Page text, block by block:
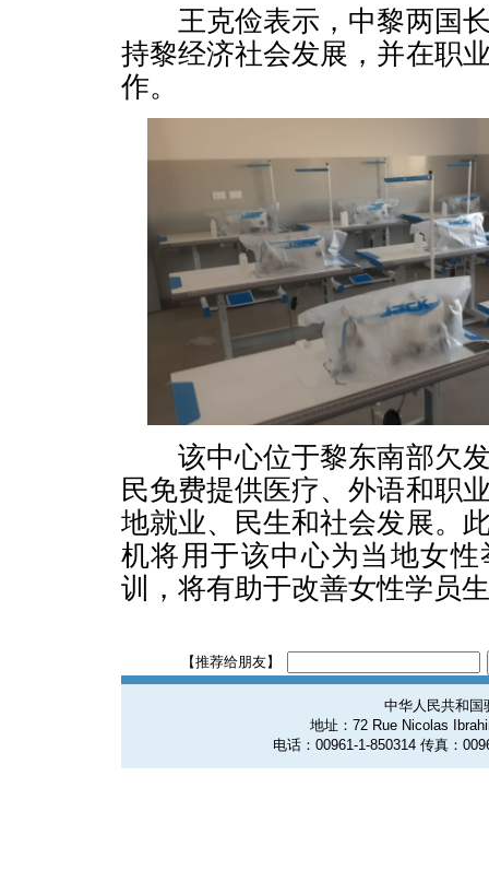
王克俭表示，中黎两国长
持黎经济社会发展，并在职
作。
该中心位于黎东南部欠发
民免费提供医疗、外语和职
地就业、民生和社会发展。
机将用于该中心为当地女
训，将有助于改善女性学员
【推荐给朋友】
中华人民共和国
地址：72 Rue Nicolas
电话：00961-1-850314 传真：